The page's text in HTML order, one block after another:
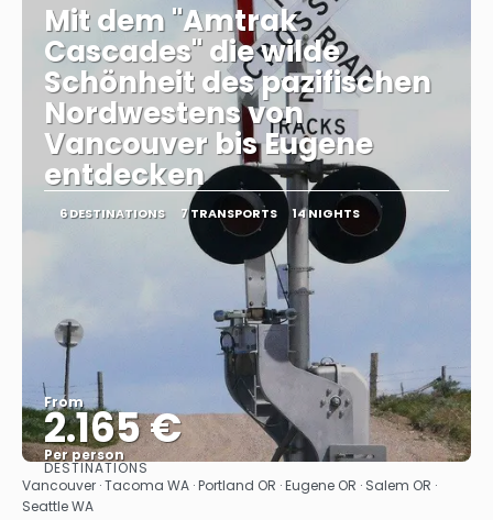
Mit dem "Amtrak
Cascades" die wilde
Schönheit des pazifischen
Nordwestens von
Vancouver bis Eugene
entdecken
6 DESTINATIONS 7 TRANSPORTS 14 NIGHTS
From
2.165 €
Per person
See
DESTINATIONS
Vancouver · Tacoma WA · Portland OR · Eugene OR · Salem OR ·
Seattle WA